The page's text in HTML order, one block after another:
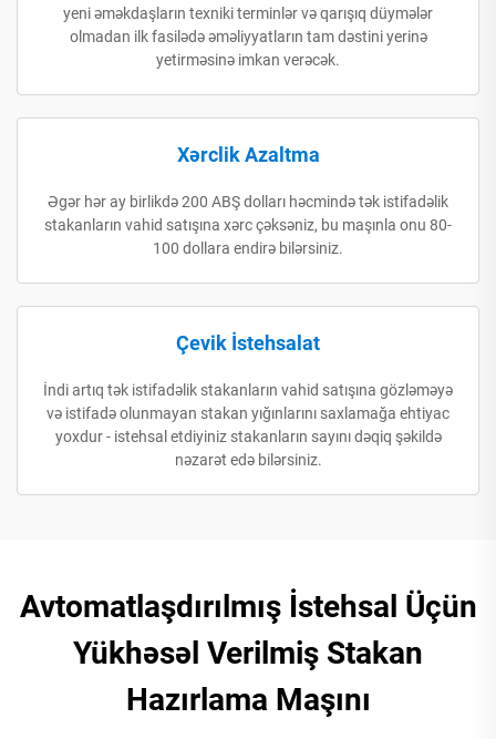
yeni əməkdaşların texniki terminlər və qarışıq düymələr
olmadan ilk fasilədə əməliyyatların tam dəstini yerinə
yetirməsinə imkan verəcək.
Xərclik Azaltma
Əgər hər ay birlikdə 200 ABŞ dolları həcmində tək istifadəlik
stakanların vahid satışına xərc çəksəniz, bu maşınla onu 80-
100 dollara endirə bilərsiniz.
Çevik İstehsalat
İndi artıq tək istifadəlik stakanların vahid satışına gözləməyə
və istifadə olunmayan stakan yığınlarını saxlamağa ehtiyac
yoxdur - istehsal etdiyiniz stakanların sayını dəqiq şəkildə
nəzarət edə bilərsiniz.
Avtomatlaşdırılmış İstehsal Üçün
Yükhəsəl Verilmiş Stakan
Hazırlama Maşını